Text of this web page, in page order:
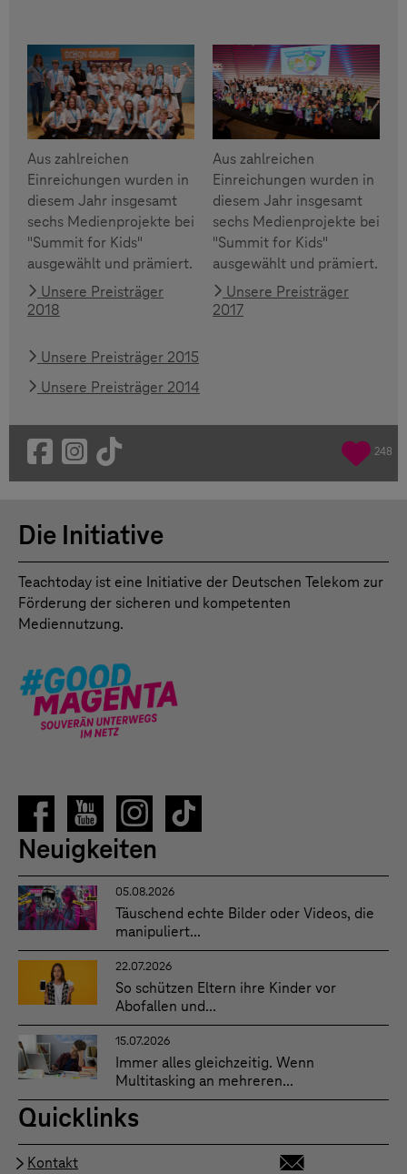
Aus zahlreichen
Einreichungen wurden in
diesem Jahr insgesamt
sechs Medienprojekte bei
"Summit for Kids"
ausgewählt und prämiert.
Unsere Preisträger
2018
Aus zahlreichen
Einreichungen wurden in
diesem Jahr insgesamt
sechs Medienprojekte bei
"Summit for Kids"
ausgewählt und prämiert.
Unsere Preisträger
2017
Unsere Preisträger 2015
Unsere Preisträger 2014
248
Die Initiative
Teachtoday ist eine Initiative der Deutschen Telekom zur
Förderung der sicheren und kompetenten
Mediennutzung.
Neuigkeiten
05.08.2026
Täuschend echte Bilder oder Videos, die
manipuliert...
22.07.2026
So schützen Eltern ihre Kinder vor
Abofallen und...
15.07.2026
Immer alles gleichzeitig. Wenn
Multitasking an mehreren...
Quicklinks
Kontakt